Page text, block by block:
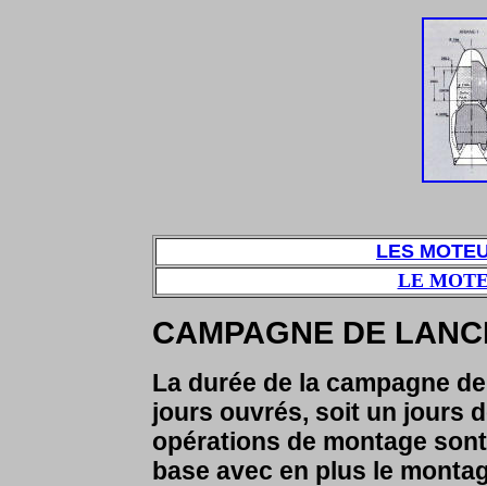
LES
LE
CAMPAGNE DE
La durée de la campagne
jours ouvrés, soit un jours
opérations de montage
base avec en plus le